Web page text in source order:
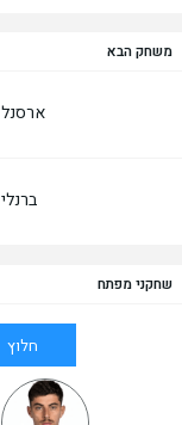
משחק הבא
ארסנל
ברנלי
שחקני מפתח
חלוץ